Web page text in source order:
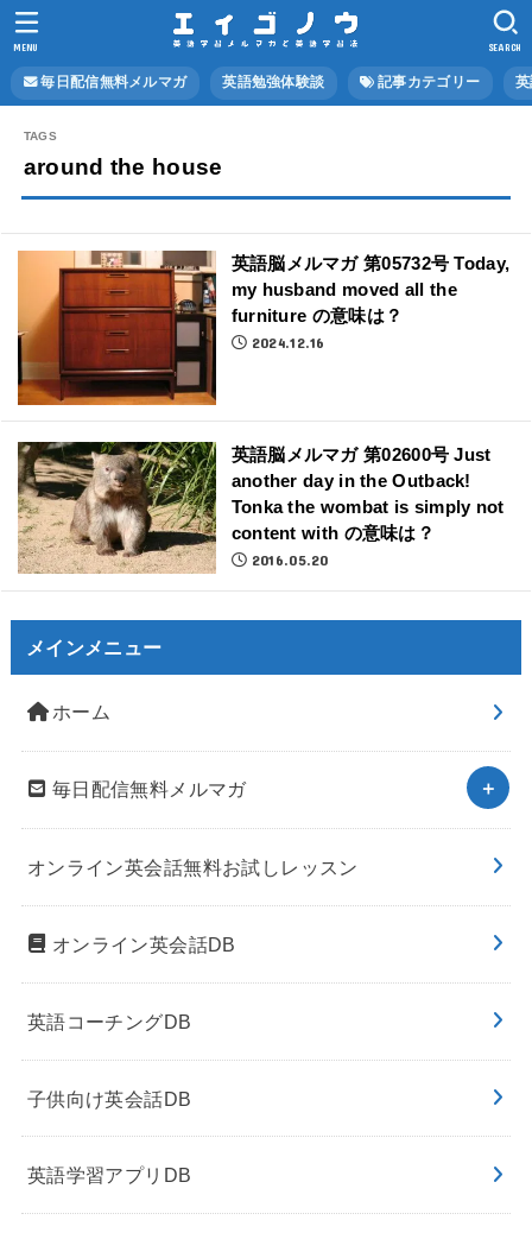
毎日配信無料メルマガ 英語勉強体験談 記事カテゴリー
SEARCH
MENU
around the house
英語脳メルマガ 第05732号 Today,
my husband moved all the
furniture の意味は？
2024.12.16
英語脳メルマガ 第02600号 Just
another day in the Outback!
Tonka the wombat is simply not
content with の意味は？
2016.05.20
メインメニュー
ホーム
毎日配信無料メルマガ
オンライン英会話無料お試しレッスン
オンライン英会話DB
英語コーチングDB
子供向け英会話DB
英語学習アプリDB